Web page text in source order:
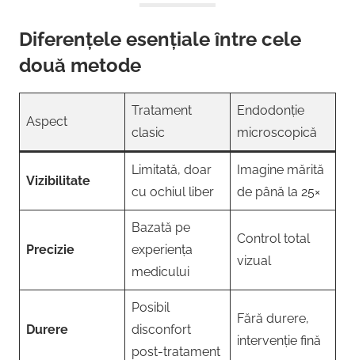
Diferențele esențiale între cele
două metode
Aspect
Tratament
clasic
Endodonție
microscopică
Vizibilitate
Limitată, doar
cu ochiul liber
Imagine mărită
de până la 25×
Precizie
Bazată pe
experiența
medicului
Control total
vizual
Durere
Posibil
disconfort
post-tratament
Fără durere,
intervenție fină